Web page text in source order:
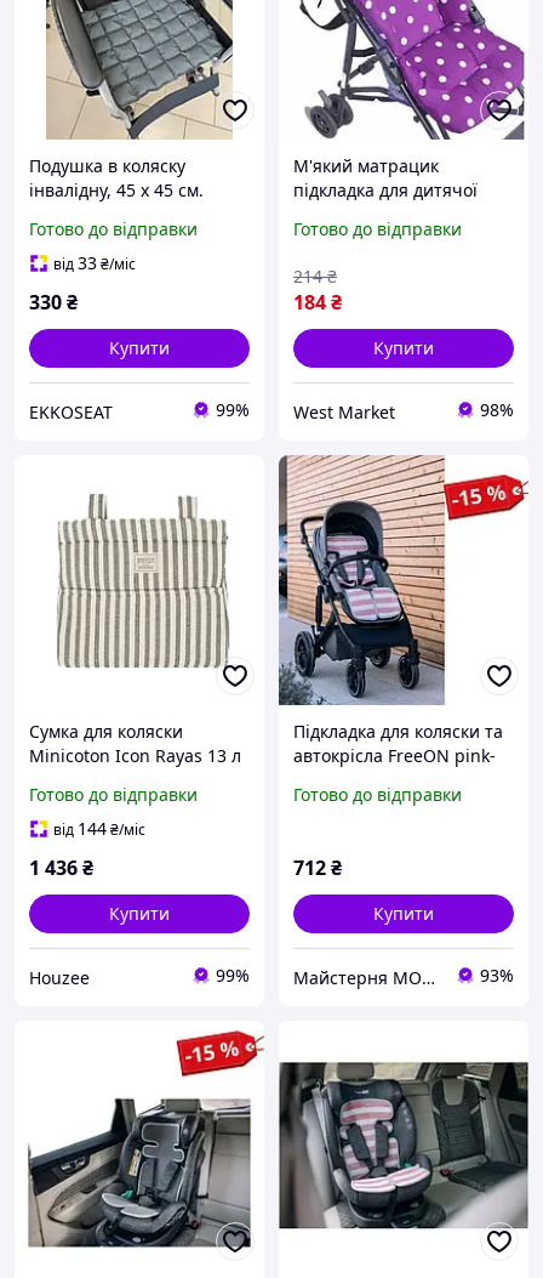
Подушка в коляску
інвалідну, 45 x 45 см.
разом із наповнювачем
!!!
Готово до відправки
від33₴/міс
330₴
Купити
EKKOSEAT 99%
М'який матрацик
підкладка для дитячої
автокрісла, колір як на
Готово до відправки
184₴
214 ₴
Купити
West Market 98%
Сумка для коляски
Minicoton Icon Rayas 13 л
для зручного зберігання
речей
Готово до відправки
від 144₴/міс
1 436₴
Купити
Houzee 99%
Підкладка для коляски та
автокрісла FreeON pink-
Готово до відправки
712₴
Купити
Майстерня MOKOTOW 93%